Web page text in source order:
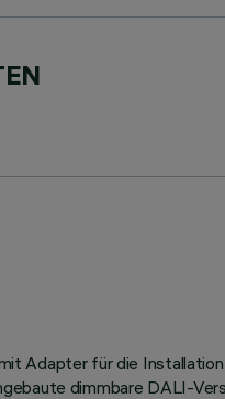
Adapter für die
dimmbare DALI-